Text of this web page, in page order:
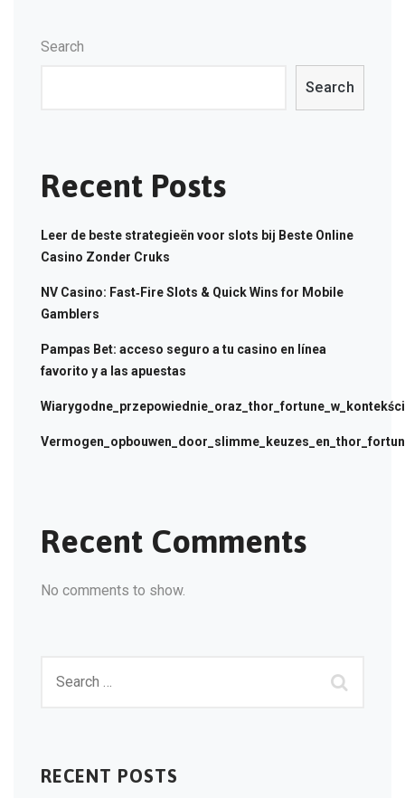
Search
Search
Recent Posts
Leer de beste strategieën voor slots bij Beste Online
Casino Zonder Cruks
NV Casino: Fast‑Fire Slots & Quick Wins for Mobile
Gamblers
Pampas Bet: acceso seguro a tu casino en línea
favorito y a las apuestas
Recent Comments
No comments to show.
RECENT POSTS